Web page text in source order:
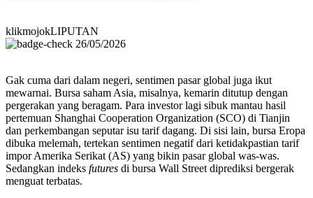
klikmojokLIPUTAN
26/05/2026
Gak cuma dari dalam negeri, sentimen pasar global juga ikut
mewarnai. Bursa saham Asia, misalnya, kemarin ditutup dengan
pergerakan yang beragam. Para investor lagi sibuk mantau hasil
pertemuan Shanghai Cooperation Organization (SCO) di Tianjin
dan perkembangan seputar isu tarif dagang. Di sisi lain, bursa Eropa
dibuka melemah, tertekan sentimen negatif dari ketidakpastian tarif
impor Amerika Serikat (AS) yang bikin pasar global was-was.
Sedangkan indeks futures di bursa Wall Street diprediksi bergerak
menguat terbatas.